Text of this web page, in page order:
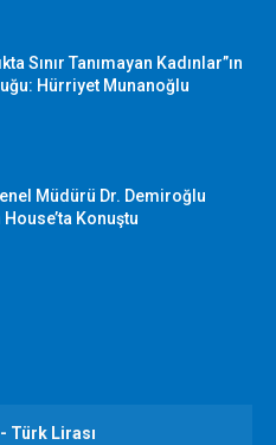
Sınır Tanımayan Kadınlar”ın
Hürriyet Munanoğlu
Müdürü Dr. Demiroğlu
Konuştu
Türk Lirası